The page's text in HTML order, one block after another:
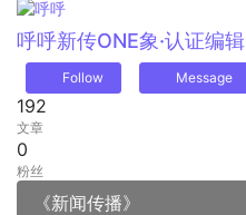
呼呼新传ONE象·认证编辑
Follow Message
192
文章
0
粉丝
《新闻传播》